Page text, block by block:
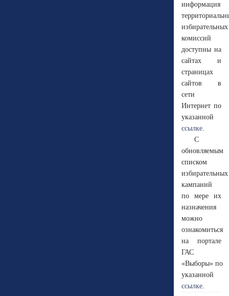
информация
избирательных
комиссий
доступны на
сайтах и
страницах
сайтов в
сети
Интернет по
указанной
ссылке.
С
обновляемым
списком
избирательных
кампаний
по мере их
назначения
можно
ознакомиться
на портале
ГАС
«Выборы» по
указанной
ссылке.